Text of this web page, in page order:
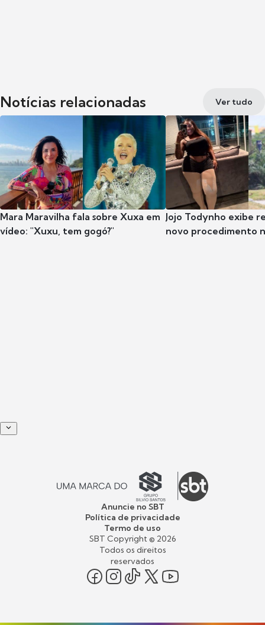
Notícias relacionadas Ver tudo
Mara Maravilha fala sobre Xuxa em
vídeo: "Xuxu, tem gogó?"
Jojo Todynho exibe
novo procedimento
Anuncie no SBT
Política de privacidade
Termo de uso
SBT Copyright © 2026
Todos os direitos
reservados